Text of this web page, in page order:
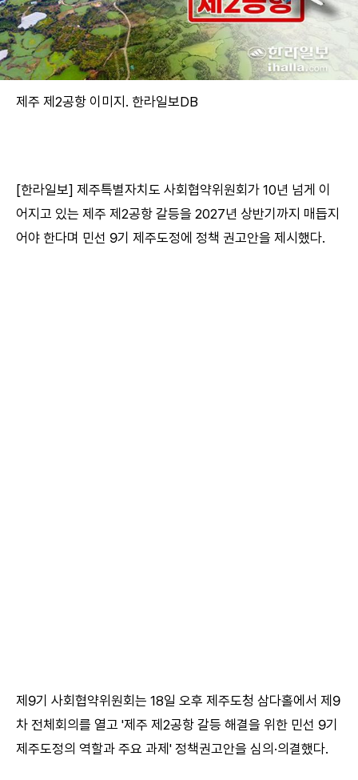
제주 제2공항 이미지. 한라일보DB
[한라일보] 제주특별자치도 사회협약위원회가 10년 넘게 이
어지고 있는 제주 제2공항 갈등을 2027년 상반기까지 매듭지
어야 한다며 민선 9기 제주도정에 정책 권고안을 제시했다.
제9기 사회협약위원회는 18일 오후 제주도청 삼다홀에서 제9
차 전체회의를 열고 '제주 제2공항 갈등 해결을 위한 민선 9기
제주도정의 역할과 주요 과제' 정책권고안을 심의·의결했다.